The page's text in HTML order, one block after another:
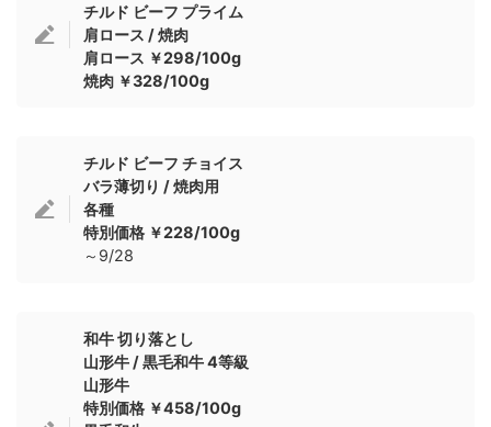
チルド ビーフ プライム
肩ロース / 焼肉
肩ロース ￥298/100g
焼肉 ￥328/100g
チルド ビーフ チョイス
バラ薄切り / 焼肉用
各種
特別価格 ￥228/100g
～9/28
和牛 切り落とし
山形牛 / 黒毛和牛 4等級
山形牛
特別価格 ￥458/100g